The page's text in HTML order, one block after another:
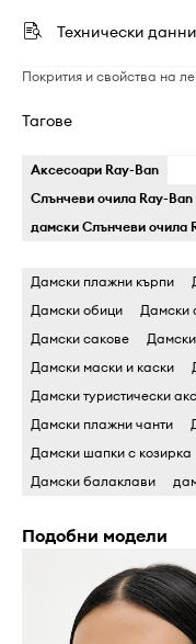
Технически данни
Покрития и свойства на
Тагове
Аксесоари Ray-Ban
Слънчеви очила Ray-Ban
дамски Слънчеви очила
Дамски плажни кърпи
Дамски обици
Дамски
Дамски сакове
Дамски маски и каски
Дамски туристически
Дамски плажни чанти
Дамски шапки с козирка
Дамски балаклави
Подобни модели